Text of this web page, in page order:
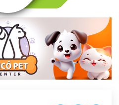
v
g
t
i
o
n